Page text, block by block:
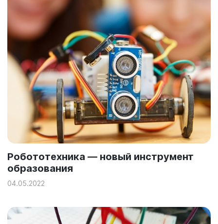
Робототехника — новый инструмент
образования
04.05.2022